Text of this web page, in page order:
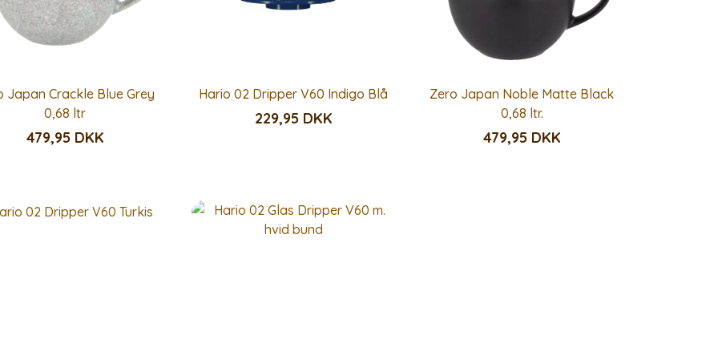
Japan Crackle Blue Grey
0,68 ltr
479,95 DKK
Hario 02 Dripper V60 Indigo Blå
229,95 DKK
Zero Japan Noble Matte Black
0,68 ltr.
479,95 DKK